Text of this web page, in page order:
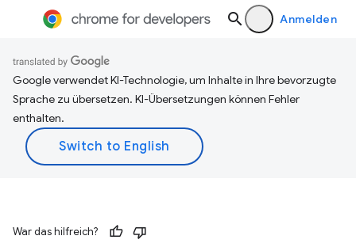
Anmelden
Google verwendet KI-Technologie, um Inhalte in Ihre bevorzugte
Sprache zu übersetzen. KI-Übersetzungen können Fehler
enthalten.
War das hilfreich?